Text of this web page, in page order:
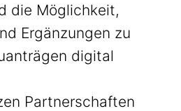
die Möglichkeit,
Ergänzungen zu
digital
Partnerschaften